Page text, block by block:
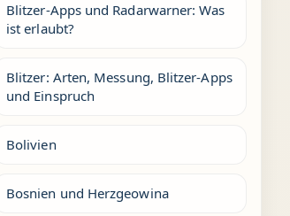
Blitzer-Apps und Radarwarner: Was
ist erlaubt?
Blitzer: Arten, Messung, Blitzer-Apps
und Einspruch
Bolivien
Bosnien und Herzgeowina